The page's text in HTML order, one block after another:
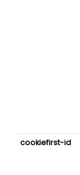
cookiefirst-id